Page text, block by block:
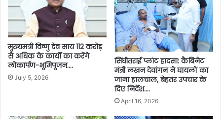
मुख्यमंत्री विष्णु देव साय 112 करोड़
से अधिक के कार्यों का करेंगे
लोकार्पण-भूमिपूजन….
July 5, 2026
सिंघीतराई प्लांट हादसा: कैबिनेट
मंत्री लखन देवांगन ने घायलों का
जाना हालचाल, बेहतर उपचार के
दिए निर्देश….
April 16, 2026